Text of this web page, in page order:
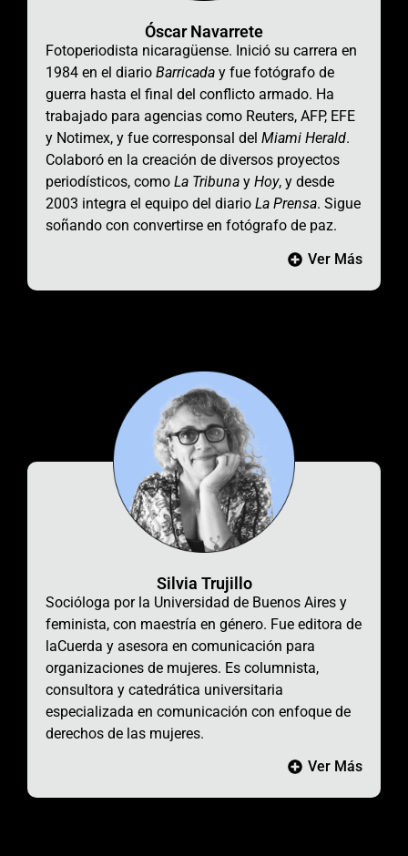
Óscar Navarrete
Fotoperiodista nicaragüense. Inició su carrera en
1984 en el diario Barricada y fue fotógrafo de
guerra hasta el final del conflicto armado. Ha
trabajado para agencias como Reuters, AFP, EFE
y Notimex, y fue corresponsal del Miami Herald.
Colaboró en la creación de diversos proyectos
periodísticos, como La Tribuna y Hoy, y desde
2003 integra el equipo del diario La Prensa. Sigue
soñando con convertirse en fotógrafo de paz.
Ver Más
Silvia Trujillo
Socióloga por la Universidad de Buenos Aires y
feminista, con maestría en género. Fue editora de
laCuerda y asesora en comunicación para
organizaciones de mujeres. Es columnista,
consultora y catedrática universitaria
especializada en comunicación con enfoque de
derechos de las mujeres.
Ver Más